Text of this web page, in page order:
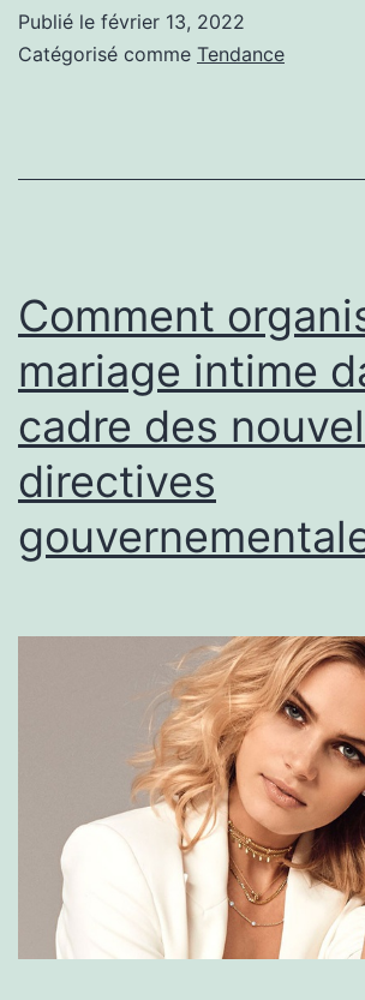
D’UN
BARBIER
Publié le février 13, 2022
Catégorisé comme Tendance
Comment
mariage intime
cadre des
directives